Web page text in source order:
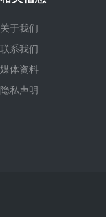
关于我们
联系我们
媒体资料
隐私声明